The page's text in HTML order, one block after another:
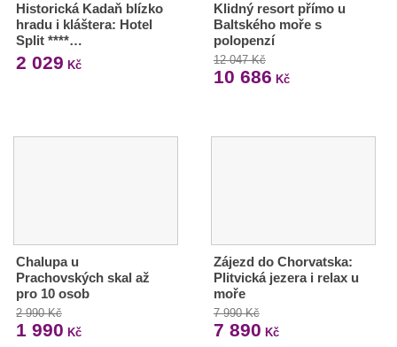
Historická Kadaň blízko
hradu i kláštera: Hotel
Split ****…
2 029 Kč
Klidný resort přímo u
Baltského moře s
polopenzí
12 047 Kč
10 686 Kč
Chalupa u
Prachovských skal až
pro 10 osob
2 990 Kč
1 990 Kč
Zájezd do Chorvatska:
Plitvická jezera i relax u
moře
7 990 Kč
7 890 Kč